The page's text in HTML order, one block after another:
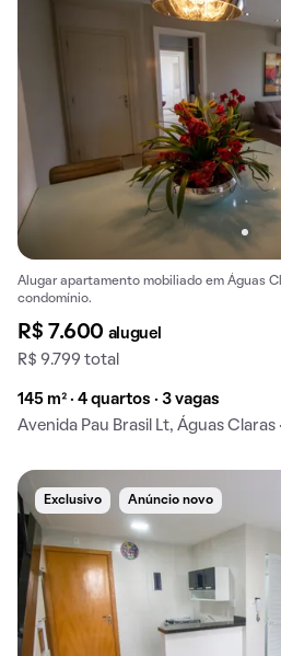
Alugar apartamento mobiliado em Águas
condomínio.
R$ 7.600 aluguel
R$ 9.799 total
145 m² · 4 quartos · 3 vagas
Avenida Pau Brasil Lt, Águas Claras
Exclusivo Anúncio novo